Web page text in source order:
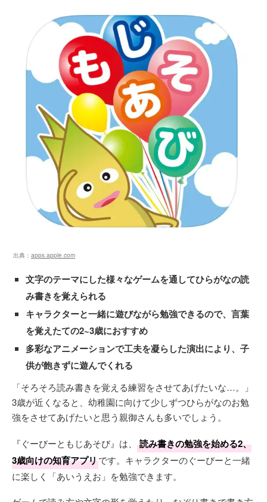
出典： apps.apple.com
文字のテーマにした様々なゲームを通してひらがなの読
み書きを覚えられる
キャラクターと一緒に遊びながら勉強できるので、言葉
を覚えたての2~3歳におすすめ
多彩なアニメーションで工夫を凝らした演出により、子
供が飽きずに遊んでくれる
「そろそろ読み書きを覚える練習をさせてあげたいな…。」
3歳が近くなると、幼稚園に向けて少しずつひらがなのお勉
強をさせてあげたいと思う親御さんも多いでしょう。
『ぐーびーともじあそび』は、
読み書きの勉強を始める2、
3歳向けの知育アプリです。キャラクターのぐーびーと一緒
に楽しく「あいうえお」を勉強できます。